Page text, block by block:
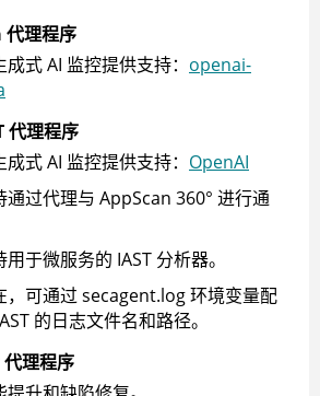
代理程序
成式 AI 监控提供支持： openai-
代理程序
成式 AI 监控提供支持： OpenAI
通过代理与 AppScan 360° 进行通
用于微服务的 IAST 分析器。
，可通过 secagent.log 环境变量配
的日志文件名和路径。
代理程序